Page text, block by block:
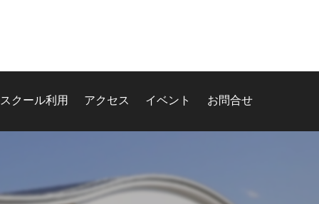
スクール利用 アクセス イベント お問合せ